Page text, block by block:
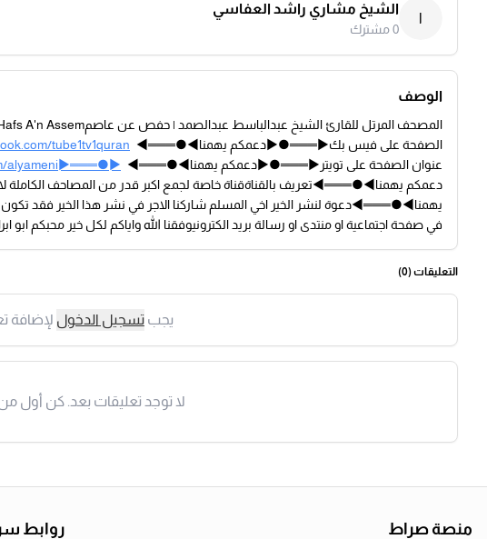
ا
الشيخ مشاري راشد العفاسي
0مشترك
الوصف
الصفحة على فيس بك►═══●►دعمكم يهمنا◄●═══◄ tube1tv1quran
عنوان الصفحة على تويتر►═══●►دعمكم يهمنا◄●═══◄ alyameni►═══●►
دعمكم يهمنا◄●═══◄تعريف بالقناةقناة خاصة لجمع اكبر قدر من المصاحف
يهمنا◄●═══◄دعوة لنشر الخير اخي المسلم شاركنا الاجر في نشر هذا الخير فقد
في صفحة اجتماعية او منتدى او رسالة بريد الكترونيوفقنا الله واياكم لكل خير محبكم ابو
التعليقات (0
)
يجبتسجيل الدخول لإضافة
لا توجد تعليقات بعد. كن أول
منصة صراط روابط